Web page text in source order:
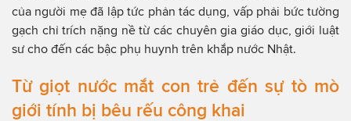
của người mẹ đã lập tức phản tác dụng, vấp phải bức tường
gạch chỉ trích nặng nề từ các chuyên gia giáo dục, giới luật
sư cho đến các bậc phụ huynh trên khắp nước Nhật.
Từ giọt nước mắt con trẻ đến sự tò mò
giới tính bị bêu rếu công khai